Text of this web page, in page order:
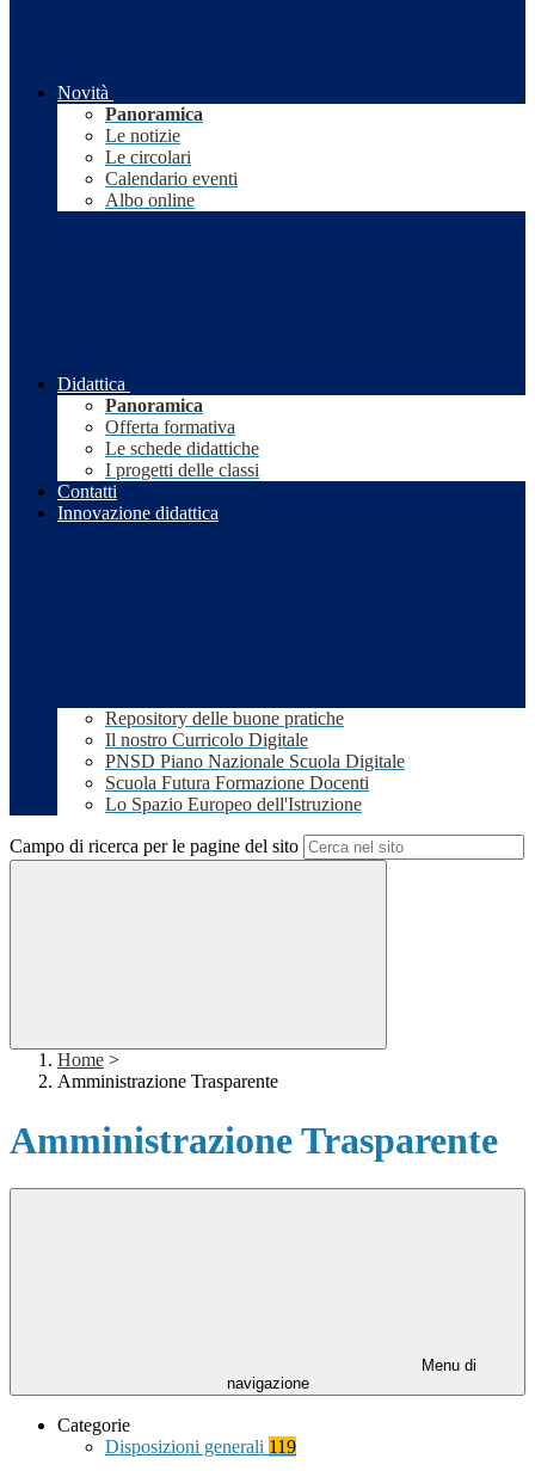
Novità
Panoramica
Le notizie
Le circolari
Calendario eventi
Albo online
Didattica
Panoramica
Offerta formativa
Le schede didattiche
I progetti delle classi
Contatti
Innovazione didattica
Repository delle buone pratiche
Il nostro Curricolo Digitale
PNSD Piano Nazionale Scuola Digitale
Scuola Futura Formazione Docenti
Lo Spazio Europeo dell'Istruzione
Campo di ricerca per le pagine del sito
Home >
Amministrazione Trasparente
Amministrazione Trasparente
Menu di
navigazione
Categorie
Disposizioni generali 119